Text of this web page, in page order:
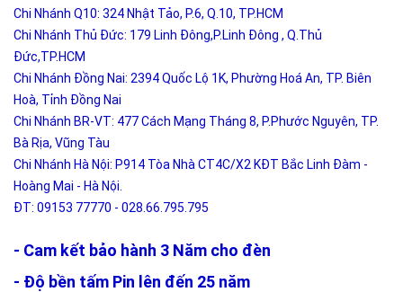
Chi Nhánh Q10: 324 Nhật Tảo, P.6, Q.10, TP.HCM
Chi Nhánh Thủ Đức: 179 Linh Đông,P.Linh Đông , Q.Thủ
Đức,TP.HCM
Chi Nhánh Đồng Nai: 2394 Quốc Lộ 1K, Phường Hoá An, TP. Biên
Hoà, Tỉnh Đồng Nai
Chi Nhánh BR-VT: 477 Cách Mạng Tháng 8, P.Phước Nguyên, TP.
Bà Rịa, Vũng Tàu
Chi Nhánh Hà Nội: P914 Tòa Nhà CT4C/X2 KĐT Bắc Linh Đàm -
Hoàng Mai - Hà Nội.
ĐT: 09153 77770 - 028.66.795.795
- Cam kết bảo hành 3 Năm cho đèn
- Độ bền tấm Pin lên đến 25 năm